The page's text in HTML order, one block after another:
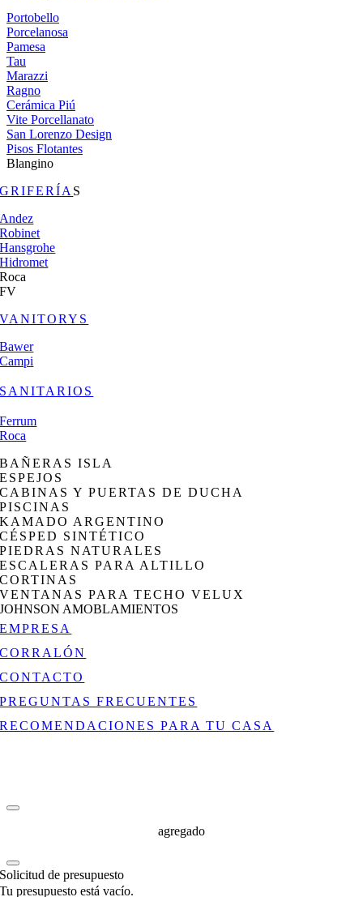
Portobello
Porcelanosa
Pamesa
Tau
Marazzi
Ragno
Cerámica Piú
Vite Porcellanato
San Lorenzo Design
Pisos Flotantes
Blangino
GRIFERÍA S
Andez
Robinet
Hansgrohe
Hidromet
Roca
FV
VANITORYS
Bawer
Campi
SANITARIOS
Ferrum
Roca
BAÑERAS ISLA
ESPEJOS
CABINAS Y PUERTAS DE DUCHA
PISCINAS
KAMADO ARGENTINO
CÉSPED SINTÉTICO
PIEDRAS NATURALES
ESCALERAS PARA ALTILLO
CORTINAS
VENTANAS PARA TECHO VELUX
JOHNSON AMOBLAMIENTOS
EMPRESA
CORRALÓN
CONTACTO
PREGUNTAS FRECUENTES
RECOMENDACIONES PARA TU CASA
agregado
Solicitud de presupuesto
Tu presupuesto está vacío.